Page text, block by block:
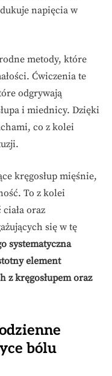
napięcia w
metody, które
Ćwiczenia te
odgrywają
i miednicy. Dzięki
co z kolei
kręgosłup mięśnie,
To z kolei
oraz
się w tę
systematyczna
element
kręgosłupem oraz
bólu